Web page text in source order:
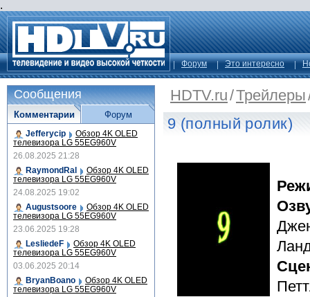
.
Форум Это интересно
HDTV.ru/Трейлеры
9 (полный ролик)
Сообщения
Комментарии
Jefferycip Обзор 4K OLED
телевизора LG 55EG960V
26.08.2025 21:28
RaymondRal
Обзор 4K OLED
телевизора LG 55EG960V
24.08.2025 19:02
Augustsoore
Обзор 4K OLED
телевизора LG 55EG960V
23.06.2025 19:28
LesliedeF
Обзор 4K OLED
телевизора LG 55EG960V
03.06.2025 20:14
BryanBoano
Обзор 4K OLED
телевизора LG 55EG960V
Форум